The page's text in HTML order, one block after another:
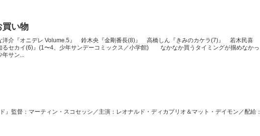
買い物
洋介『オニデレ Volume.5』 鈴木央『金剛番長(8)』 高橋しん『きみのカケラ(7)』 若木民喜
るセカイ(6)』(1〜4、少年サンデーコミックス／小学館) なかなか買うタイミングが掴めなかっ
年サン...
ド』監督：マーティン・スコセッシ／主演：レオナルド・ディカプリオ＆マット・デイモン／配給：